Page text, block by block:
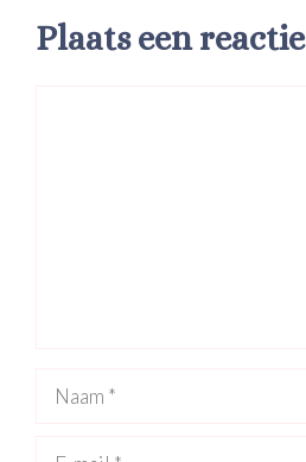
Plaats een reactie